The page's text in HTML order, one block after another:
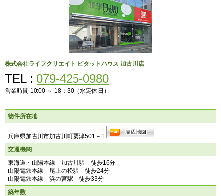
株式会社ライフクリエイト ピタットハウス 加古川店
TEL : 079-425-0980
営業時間 10:00 ～ 18：30（水定休日）
物件所在地
兵庫県加古川市加古川町粟津501－1
交通機関
東海道・山陽本線 加古川駅 徒歩16分
山陽電鉄本線 尾上の松駅 徒歩24分
山陽電鉄本線 浜の宮駅 徒歩33分
築年数